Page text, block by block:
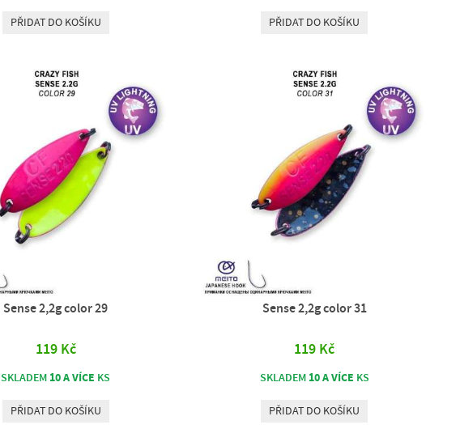
PŘIDAT DO KOŠÍKU PŘIDAT DO KOŠÍKU
Sense 2,2g color 29
119 Kč
SKLADEM 10 A VÍCE KS
PŘIDAT DO KOŠÍKU
Sense 2,2g color 31
119 Kč
SKLADEM 10 A VÍCE KS
PŘIDAT DO KOŠÍKU